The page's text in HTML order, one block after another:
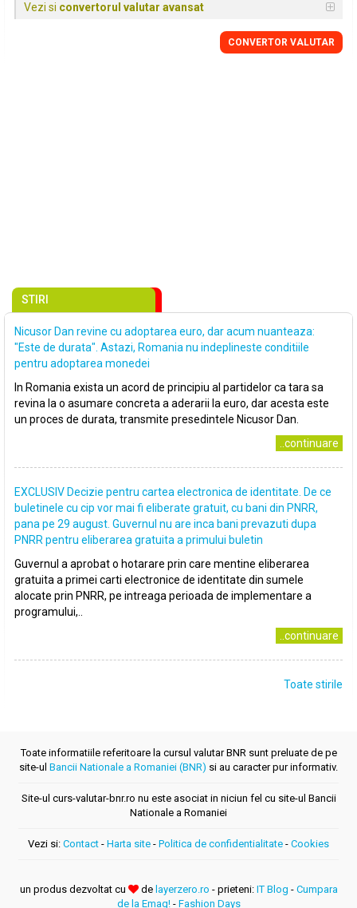
Vezi si convertorul valutar avansat
CONVERTOR VALUTAR
STIRI
Nicusor Dan revine cu adoptarea euro, dar acum nuanteaza:
"Este de durata". Astazi, Romania nu indeplineste conditiile
pentru adoptarea monedei
In Romania exista un acord de principiu al partidelor ca tara sa
revina la o asumare concreta a aderarii la euro, dar acesta este
un proces de durata, transmite presedintele Nicusor Dan.
..continuare
EXCLUSIV Decizie pentru cartea electronica de identitate. De ce
buletinele cu cip vor mai fi eliberate gratuit, cu bani din PNRR,
pana pe 29 august. Guvernul nu are inca bani prevazuti dupa
PNRR pentru eliberarea gratuita a primului buletin
Guvernul a aprobat o hotarare prin care mentine eliberarea
gratuita a primei carti electronice de identitate din sumele
alocate prin PNRR, pe intreaga perioada de implementare a
programului,..
..continuare
Toate stirile
Toate informatiile referitoare la cursul valutar BNR sunt preluate de pe
site-ul Bancii Nationale a Romaniei (BNR) si au caracter pur informativ.
Site-ul curs-valutar-bnr.ro nu este asociat in niciun fel cu site-ul Bancii
Nationale a Romaniei
Vezi si: Contact - Harta site - Politica de confidentialitate - Cookies
un produs dezvoltat cu de layerzero.ro - prieteni: IT Blog - Cumpara
de la Emag!- Fashion Days